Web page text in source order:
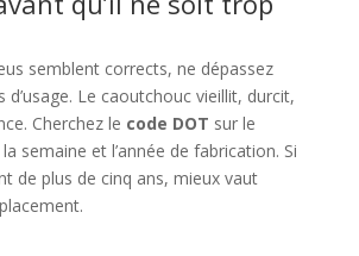
semblent corrects, ne dépassez
d’usage. Le caoutchouc vieillit, durcit,
Cherchez le code DOT sur le
semaine et l’année de fabrication. Si
de plus de cinq ans, mieux vaut